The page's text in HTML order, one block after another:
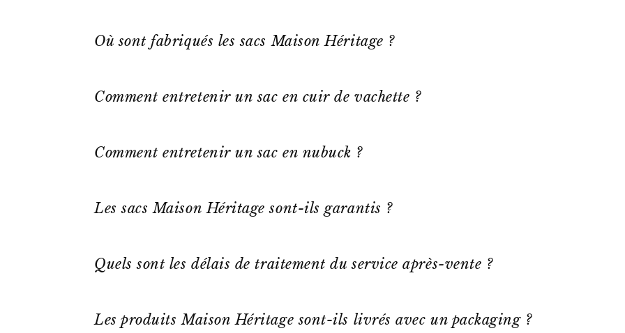
Où sont fabriqués les sacs Maison Héritage ?
Comment entretenir un sac en cuir de vachette ?
Comment entretenir un sac en nubuck ?
Les sacs Maison Héritage sont-ils garantis ?
Quels sont les délais de traitement du service après-vente ?
Les produits Maison Héritage sont-ils livrés avec un packaging ?